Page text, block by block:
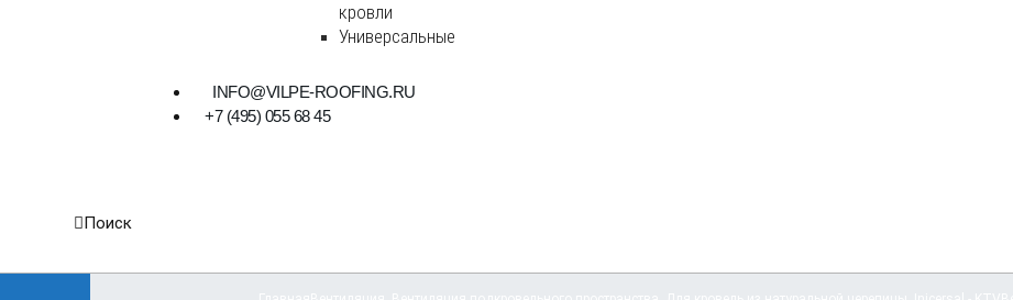
кровли
Универсальные
INFO@VILPE-ROOFING.RU
+7 (495) 055 68 45
Поиск